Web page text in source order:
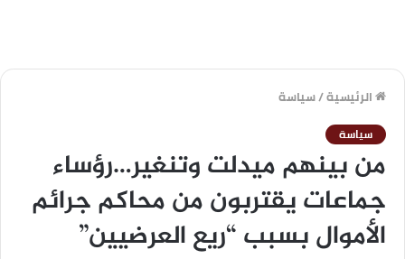
الرئيسية/سياسة
سياسة
من بينهم ميدلت وتنغير…رؤساء
جماعات يقتربون من محاكم جرائم
الأموال بسبب “ريع العرضيين”